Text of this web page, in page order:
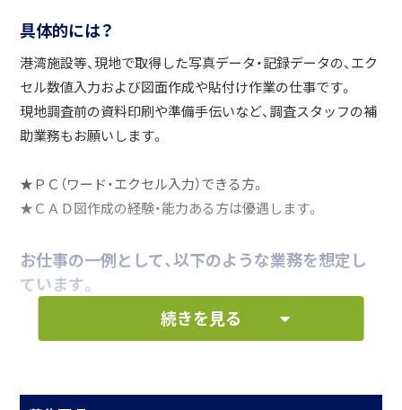
具体的には？
港湾施設等、現地で取得した写真データ・記録データの、エク
セル数値入力および図面作成や貼付け作業の仕事です。
現地調査前の資料印刷や準備手伝いなど、調査スタッフの補
助業務もお願いします。
★ＰＣ（ワード・エクセル入力）できる方。
★ＣＡＤ図作成の経験・能力ある方は優遇します。
お仕事の一例として、以下のような業務を想定し
ています。
写真データ・記録データなどの資料整理業務
続きを見る